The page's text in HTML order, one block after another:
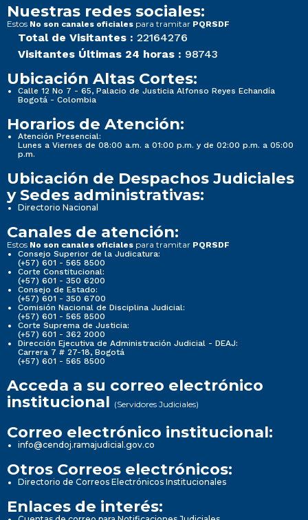
Nuestras redes sociales:
Estos No son canales oficiales para tramitar PQRSDF
Total de Visitantes : 22164276
Visitantes Últimas 24 horas : 98743
Ubicación Altas Cortes:
Calle 12 No 7 - 65, Palacio de Justicia Alfonso Reyes Echandía
Bogotá - Colombia
Horarios de Atención:
Atención Presencial:
Lunes a Viernes de 08:00 a.m. a 01:00 p.m. y de 02:00 p.m. a 05:00
p.m.
Ubicación de Despachos Judiciales
y Sedes administrativas:
Directorio Nacional
Canales de atención:
Estos No son canales oficiales para tramitar PQRSDF
Consejo Superior de la Judicatura:
(+57) 601 - 565 8500
Corte Constitucional:
(+57) 601 - 350 6200
Consejo de Estado:
(+57) 601 - 350 6700
Comisión Nacional de Disciplina Judicial:
(+57) 601 - 565 8500
Corte Suprema de Justicia:
(+57) 601 - 362 2000
Dirección Ejecutiva de Administración Judicial - DEAJ:
Carrera 7 # 27-18, Bogotá
(+57) 601 - 565 8500
Acceda a su correo electrónico
institucional (Servidores Judiciales)
Correo electrónico institucional:
info@cendoj.ramajudicial.gov.co
Otros Correos electrónicos:
Directorio de Correos Electrónicos Institucionales
Enlaces de interés: